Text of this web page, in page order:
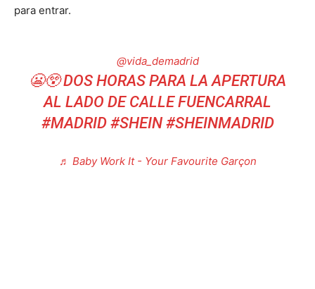
para entrar.
@vida_demadrid
😬😲 DOS HORAS PARA LA APERTURA
AL LADO DE CALLE FUENCARRAL
#MADRID #SHEIN #SHEINMADRID
♬ Baby Work It - Your Favourite Garçon